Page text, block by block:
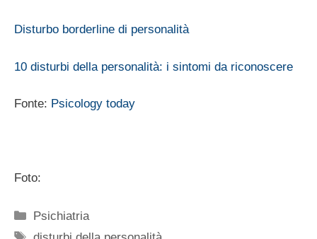
Disturbo borderline di personalità
10 disturbi della personalità: i sintomi da riconoscere
Fonte: Psicology today
Foto:
Categorie
Psichiatria
Tag